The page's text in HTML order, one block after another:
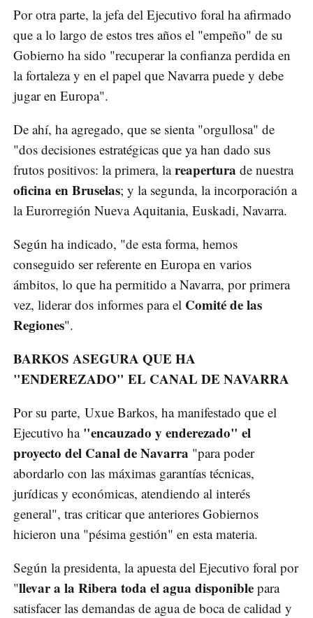
Por otra parte, la jefa del Ejecutivo foral ha afirmado
que a lo largo de estos tres años el "empeño" de su
Gobierno ha sido "recuperar la confianza perdida en
la fortaleza y en el papel que Navarra puede y debe
jugar en Europa".
De ahí, ha agregado, que se sienta "orgullosa" de
"dos decisiones estratégicas que ya han dado sus
frutos positivos: la primera, lareapertura de nuestra
oficina en Bruselas; y la segunda, la incorporación a
la Eurorregión Nueva Aquitania, Euskadi, Navarra.
Según ha indicado, "de esta forma, hemos
conseguido ser referente en Europa en varios
ámbitos, lo que ha permitido a Navarra, por primera
vez, liderar dos informes para el Comité de las
Regiones".
BARKOS ASEGURA QUE HA
"ENDEREZADO" EL CANAL DE NAVARRA
Por su parte, Uxue Barkos, ha manifestado que el
Ejecutivo ha "encauzado y enderezado" el
proyecto del Canal de Navarra "para poder
abordarlo con las máximas garantías técnicas,
jurídicas y económicas, atendiendo al interés
general", tras criticar que anteriores Gobiernos
hicieron una "pésima gestión" en esta materia.
Según la presidenta, la apuesta del Ejecutivo foral por
"llevar a la Ribera toda el agua disponible para
satisfacer las demandas de agua de boca de calidad y